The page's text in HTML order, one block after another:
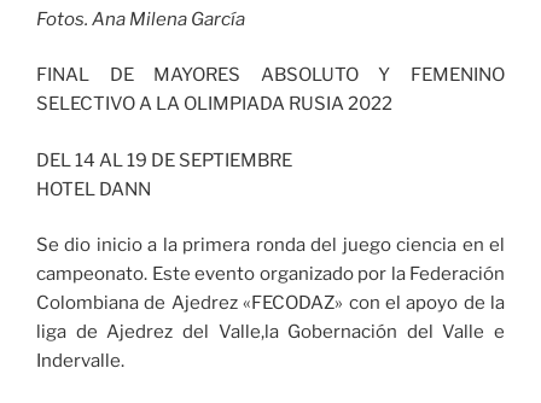
Fotos. Ana Milena García
FINAL DE MAYORES ABSOLUTO Y FEMENINO
SELECTIVO A LA OLIMPIADA RUSIA 2022
DEL 14 AL 19 DE SEPTIEMBRE
HOTEL DANN
Se dio inicio a la primera ronda del juego ciencia en el
campeonato. Este evento organizado por la Federación
Colombiana de Ajedrez «FECODAZ» con el apoyo de la
liga de Ajedrez del Valle,la Gobernación del Valle e
Indervalle.